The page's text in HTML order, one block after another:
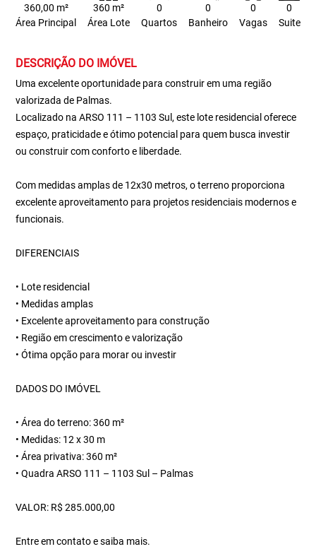
360,00 m²
Área Principal
360 m²
Área Lote
0
Quartos
0
Banheiro
0
Vagas
0
Suite
DESCRIÇÃO DO IMÓVEL
Uma excelente oportunidade para construir em uma região
valorizada de Palmas.
Localizado na ARSO 111 – 1103 Sul, este lote residencial oferece
espaço, praticidade e ótimo potencial para quem busca investir
ou construir com conforto e liberdade.
Com medidas amplas de 12x30 metros, o terreno proporciona
excelente aproveitamento para projetos residenciais modernos e
funcionais.
DIFERENCIAIS
• Lote residencial
• Medidas amplas
• Excelente aproveitamento para construção
• Região em crescimento e valorização
• Ótima opção para morar ou investir
DADOS DO IMÓVEL
• Área do terreno: 360 m²
• Medidas: 12 x 30 m
• Área privativa: 360 m²
• Quadra ARSO 111 – 1103 Sul – Palmas
VALOR: R$ 285.000,00
Entre em contato e saiba mais.